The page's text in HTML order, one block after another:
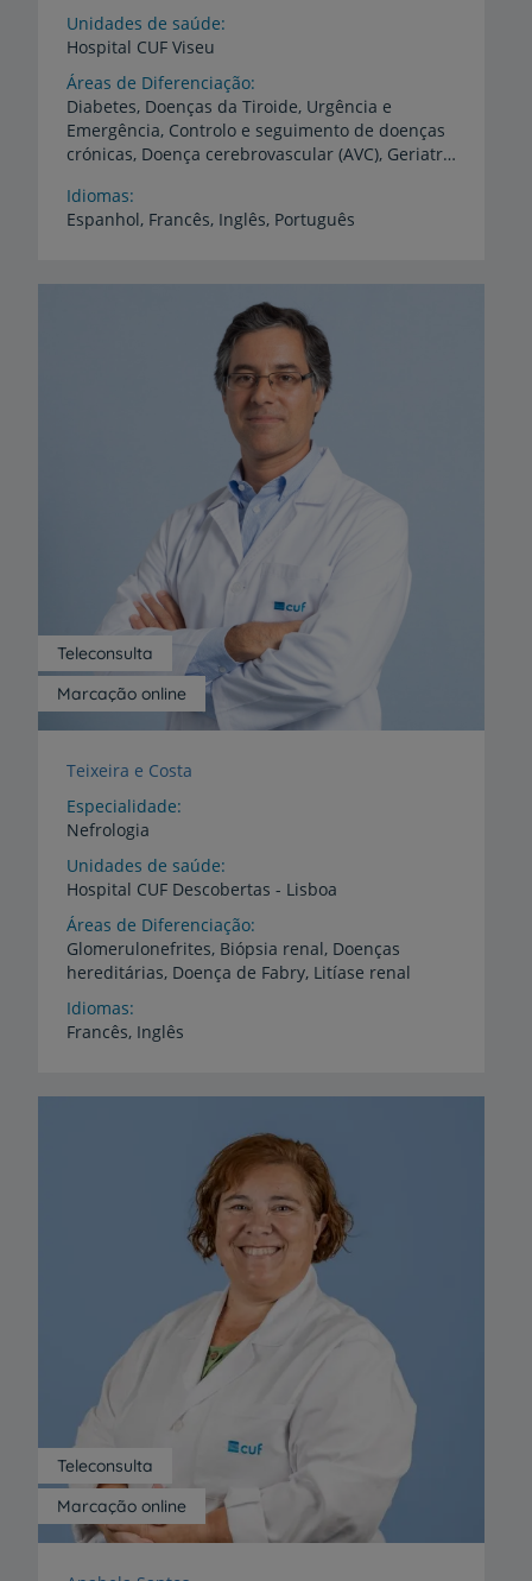
Unidades de saúde
Hospital CUF Viseu
Áreas de Diferenciação
Diabetes, Doenças da Tiroide, Urgência e
Emergência, Controlo e seguimento de doenças
crónicas, Doença cerebrovascular (AVC), Geriatria, Dislipidemia, Hipertensão arterial, Risco cardiovascular
Idiomas
Espanhol, Francês, Inglês, Português
Marcação online
Teleconsulta
Teixeira e Costa
Especialidade
Nefrologia
Unidades de saúde
Hospital CUF Descobertas - Lisboa
Áreas de Diferenciação
Glomerulonefrites, Biópsia renal, Doenças
hereditárias, Doença de Fabry, Litíase renal
Idiomas
Francês, Inglês
Marcação online
Teleconsulta